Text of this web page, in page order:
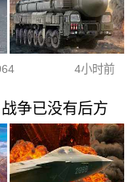
4小时前
争已没有后方